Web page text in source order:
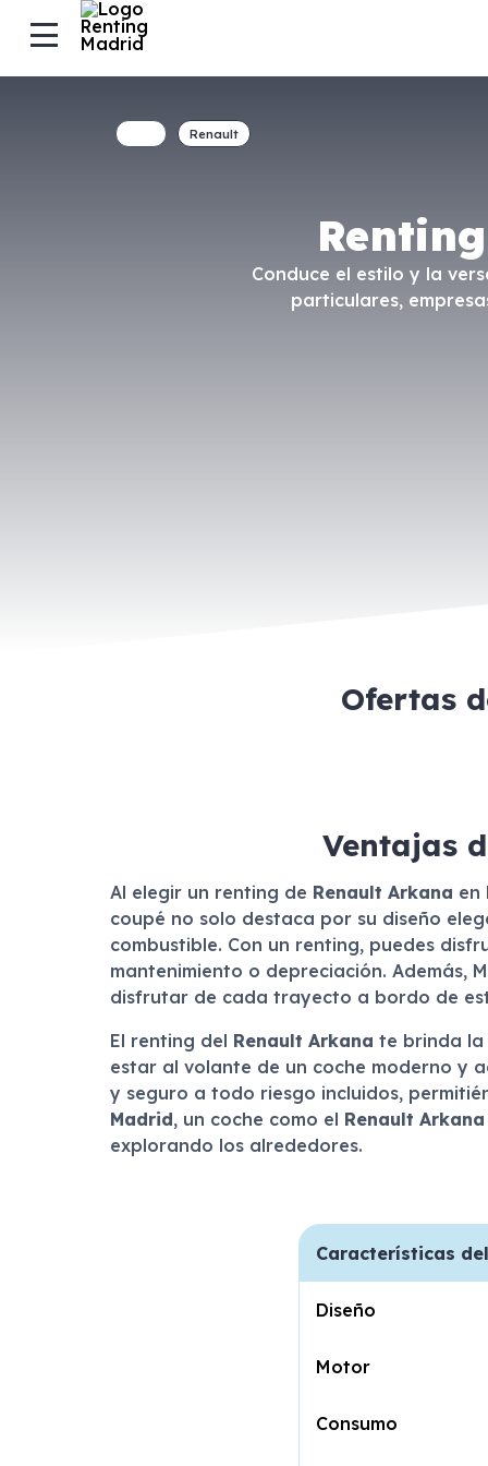
Conduce el estilo y la
particulares,
Renault
Ofertas
Ventajas
Al elegir un renting de Renault Arkana en
coupé no solo destaca por su diseño
combustible. Con un renting, puedes
mantenimiento o depreciación. Además,
disfrutar de cada trayecto a bordo de
El renting del Renault Arkana te brinda la
estar al volante de un coche moderno y
y seguro a todo riesgo incluidos,
Madrid, un coche como el Renault Arkana
explorando los alrededores.
Características
Diseño
Motor
Consumo